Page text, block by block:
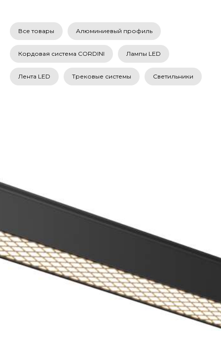
Все товары Алюминиевый профиль
Кордовая система CORDINI Лампы LED
Лента LED Трековые системы Светильники